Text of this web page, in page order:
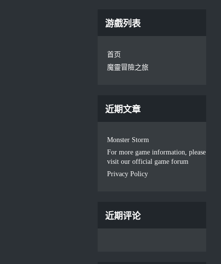
游戲列表
首页
魔靈冒險之旅
近期文章
Monster Storm
For more game information, please
visit our official game forum
Privacy Policy
近期评论